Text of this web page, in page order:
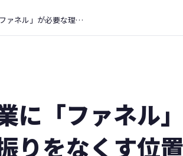
建材商社のルート営業に「ファネル」が必要な理由。現場訪問の空振りをなくす位置情報×タイミング最適化戦略
に「ファネル
りをなくす位